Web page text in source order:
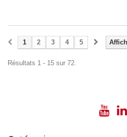
1 2 3 4 5
Résultats 1 - 15 sur 72.